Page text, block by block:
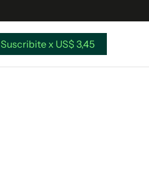
Suscribite x US$ 3,45